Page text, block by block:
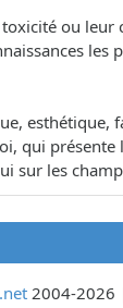
ou leur
les
esthétique,
qui présente
sur les
2004-2026